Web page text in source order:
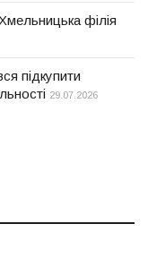
філія
підкупити
29.07.2026